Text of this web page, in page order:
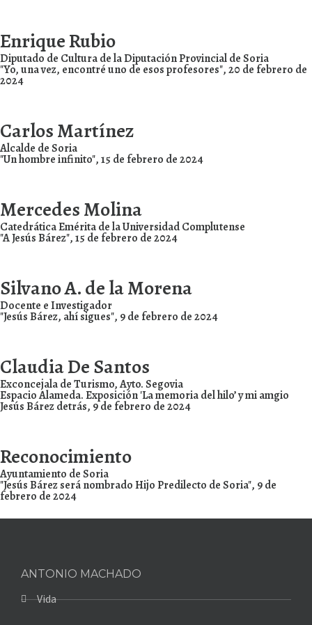
Enrique Rubio
Diputado de Cultura de la Diputación Provincial de Soria
"Yo, una vez, encontré uno de esos profesores", 20 de febrero de
2024
Carlos Martínez
Alcalde de Soria
"Un hombre infinito", 15 de febrero de 2024
Mercedes Molina
Catedrática Emérita de la Universidad Complutense
"A Jesús Bárez", 15 de febrero de 2024
Silvano A. de la Morena
Docente e Investigador
"Jesús Bárez, ahí sigues", 9 de febrero de 2024
Claudia De Santos
Exconcejala de Turismo, Ayto. Segovia
Espacio Alameda. Exposición 'La memoria del hilo’ y mi amgio
Jesús Bárez detrás, 9 de febrero de 2024
Reconocimiento
Ayuntamiento de Soria
"Jesús Bárez será nombrado Hijo Predilecto de Soria", 9 de
febrero de 2024
ANTONIO MACHADO
Vida